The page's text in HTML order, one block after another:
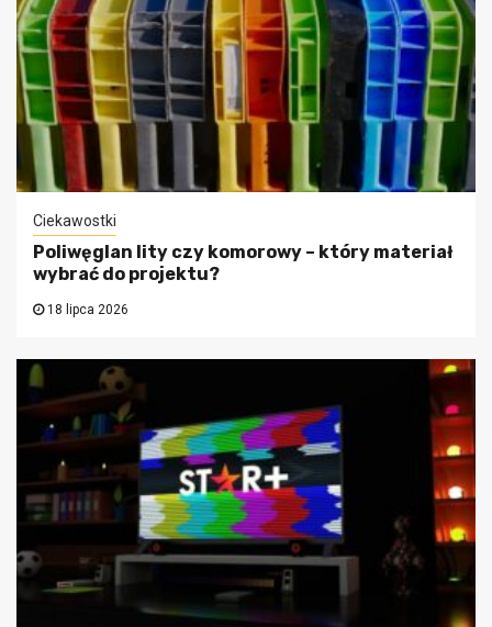
Ciekawostki
Poliwęglan lity czy komorowy – który materiał
wybrać do projektu?
18 lipca 2026